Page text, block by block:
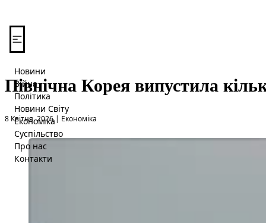
Новини
Війна
Політика
Новини Світу
Економіка
Суспільство
Про нас
Контакти
Північна Корея випустила
8 Квітня, 2026|
Опубліковано вЕкономіка